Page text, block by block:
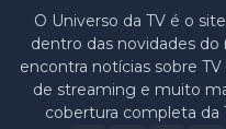
O Universo da TV é o
dentro das novidades
encontra notícias sobre
de streaming e muito
cobertura completa da